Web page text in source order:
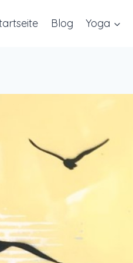
Blog Yoga